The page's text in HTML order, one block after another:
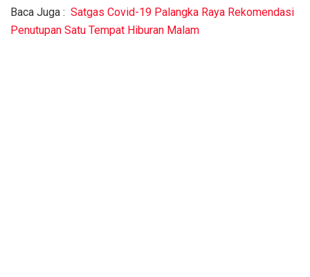
Baca Juga : Satgas Covid-19 Palangka Raya Rekomendasi
Penutupan Satu Tempat Hiburan Malam